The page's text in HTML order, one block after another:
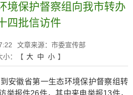
境保护督察组向我市转办
四批信访件
文章来源：市委宣传部
：
【 大 中 小 】
安徽省第一生态环境保护督察组转